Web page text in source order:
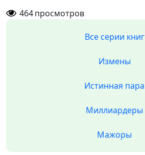
464просмотров
Все серии книг
Измены
Истинная пара
Миллиардеры
Мажоры